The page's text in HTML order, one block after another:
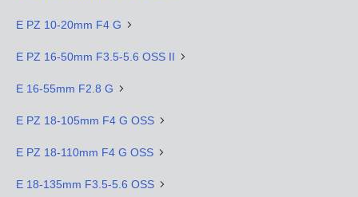
E PZ 10-20mm F4 G
E PZ 16-50mm F3.5-5.6 OSS II
E 16-55mm F2.8 G
E PZ 18-105mm F4 G OSS
E PZ 18-110mm F4 G OSS
E 18-135mm F3.5-5.6 OSS